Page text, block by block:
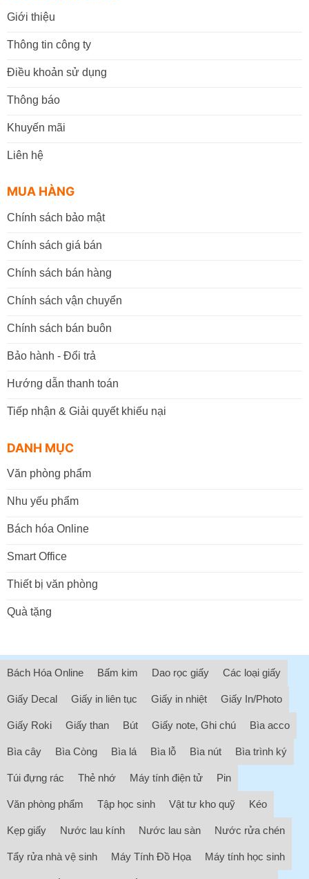
Giới thiệu
Thông tin công ty
Điều khoản sử dụng
Thông báo
Khuyến mãi
Liên hệ
MUA HÀNG
Chính sách bảo mật
Chính sách giá bán
Chính sách bán hàng
Chính sách vận chuyển
Chính sách bán buôn
Bảo hành - Đổi trả
Hướng dẫn thanh toán
Tiếp nhận & Giải quyết khiếu nại
DANH MỤC
Văn phòng phẩm
Nhu yếu phẩm
Bách hóa Online
Smart Office
Thiết bị văn phòng
Quà tặng
Bách Hóa Online Bấm kim Dao rọc giấy Các loại giấy
Giấy Decal Giấy in liên tục Giấy in nhiệt Giấy In/Photo
Giấy Roki Giấy than Bút Giấy note, Ghi chú Bìa acco
Bìa cây Bìa Còng Bìa lá Bìa lỗ Bìa nút Bìa trình ký
Túi đựng rác Thẻ nhớ Máy tính điện tử Pin
Văn phòng phẩm Tập học sinh Vật tư kho quỹ Kéo
Kẹp giấy Nước lau kính Nước lau sàn Nước rửa chén
Tẩy rửa nhà vệ sinh Máy Tính Đồ Họa Máy tính học sinh